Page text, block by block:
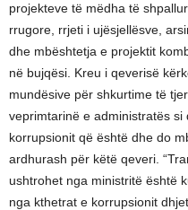
projekteve të mëdha të
rrugore, rrjeti i ujësjellësve,
dhe mbështetja e projektit
në bujqësi. Kreu i qeverisë
mundësive për shkurtime të
veprimtarinë e administratës
korrupsionit që është dhe do
ardhurash për këtë qeveri.
ushtrohet nga ministritë është
nga kthetrat e korrupsionit